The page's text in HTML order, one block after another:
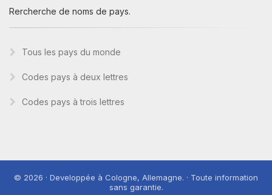
Rercherche de noms de pays.
Tous les pays du monde
Codes pays à deux lettres
Codes pays à trois lettres
© 2026 · Developpée à Cologne, Allemagne. · Toute information
sans garantie.